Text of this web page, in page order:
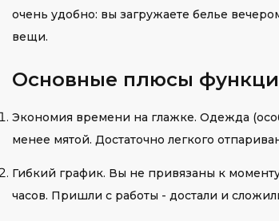
очень удобно: вы загружаете белье
вещи.
Основные плюсы
Экономия времени на глажке. Одежда
менее мятой. Достаточно легкого
Гибкий график. Вы не привязаны к
часов. Пришли с работы - достали и